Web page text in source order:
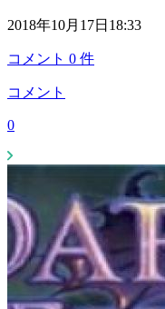
2018年10月17日18:33
コメント 0 件
コメント
0